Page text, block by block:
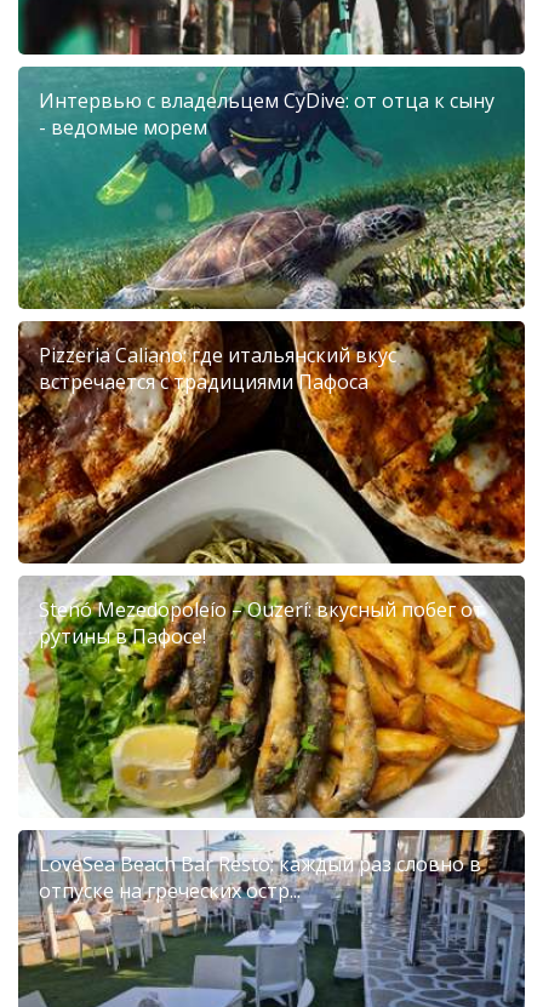
Интервью с владельцем CyDive: от отца к сыну
- ведомые морем
Pizzeria Caliano: где итальянский вкус
встречается с традициями Пафоса
Stenó Mezedopoleío – Ouzerí: вкусный побег от
рутины в Пафосе!
LoveSea Beach Bar Resto: каждый раз словно в
отпуске на греческих остр...